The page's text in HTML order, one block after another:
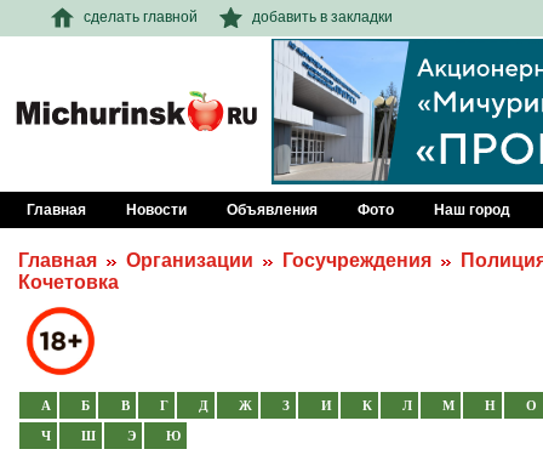
сделать главной добавить в закладки
Главная Новости Объявления Фото Наш город
Главная Организации Госучреждения
Кочетовка
А Б В Г Д Ж З И К Л М Н О
Ч Ш Э Ю